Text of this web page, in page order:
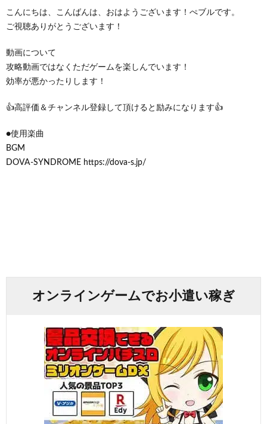
こんにちは、こんばんは、おはようございます！ぺブルです。
ご視聴ありがとうございます！
動画について
攻略動画ではなくただゲームを楽しんでいます！
効率が悪かったりします！
👍高評価＆チャンネル登録して頂けると励みになります👍
●使用楽曲
BGM
DOVA-SYNDROME https://dova-s.jp/
オンラインゲームでお小遣い稼ぎ